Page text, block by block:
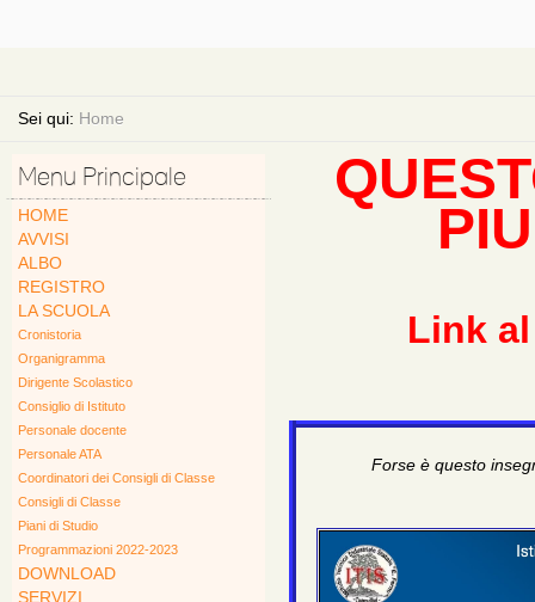
Sei qui: Home
Menu Principale
HOME
AVVISI
ALBO
REGISTRO
LA SCUOLA
Cronistoria
Organigramma
Dirigente Scolastico
Consiglio di Istituto
Personale docente
Personale ATA
Coordinatori dei Consigli di Classe
Consigli di Classe
Piani di Studio
Programmazioni 2022-2023
DOWNLOAD
SERVIZI
Link
Forse è questo